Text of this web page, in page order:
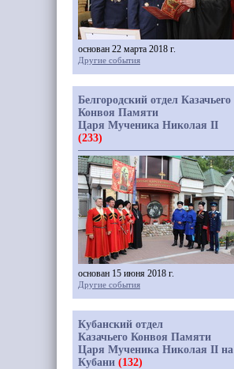
основан 22 марта 2018 г.
Другие события
Белгородский отдел Казачьего
Конвоя Памяти
Царя Мученика Николая II
(233)
основан 15 июня 2018 г.
Другие события
Кубанский отдел
Казачьего Конвоя Памяти
Царя Мученика Николая II на
Кубани (132)